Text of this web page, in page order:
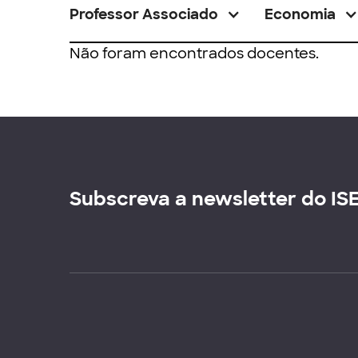
Professor Associado Economia
Não foram encontrados docentes.
Subscreva a newsletter do